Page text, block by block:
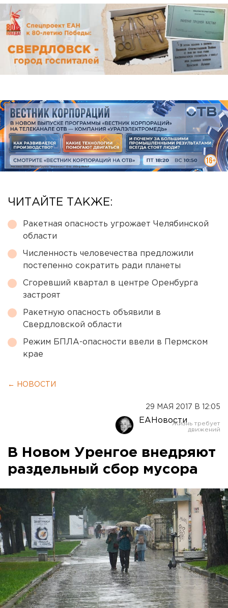
ЧИТАЙТЕ ТАКЖЕ:
Ракетная опасность угрожает Челябинской
области
Численность человечества предложили
постепенно сократить ради планеты
Сгоревший квартал в центре Оренбурга
застроят
Ракетную опасность объявили в
Свердловской области
Режим БПЛА-опасности ввели в Пермском
крае
← НОВОСТИ
29 МАЯ 2017 В 12:05
ЕАНовости
В Новом Уренгое внедряют
раздельный сбор мусора